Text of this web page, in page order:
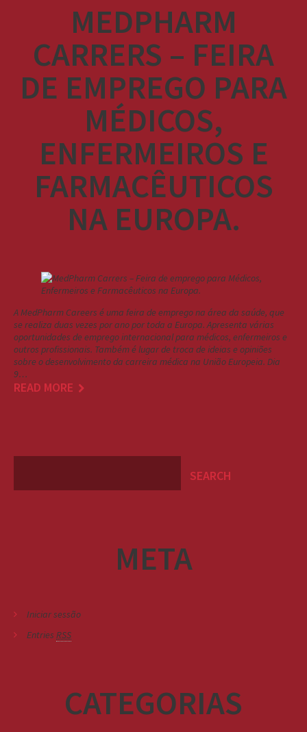
MEDPHARM
CARRERS – FEIRA
DE EMPREGO PARA
MÉDICOS,
ENFERMEIROS E
FARMACÊUTICOS
NA EUROPA.
A MedPharm Careers é uma feira de emprego na área da saúde, que
se realiza duas vezes por ano por toda a Europa. Apresenta várias
oportunidades de emprego internacional para médicos, enfermeiros e
outros profissionais. Também é lugar de troca de ideias e opiniões
sobre o desenvolvimento da carreira médica na União Europeia. Dia
9…
READ MORE
META
Iniciar sessão
Entries RSS
CATEGORIAS